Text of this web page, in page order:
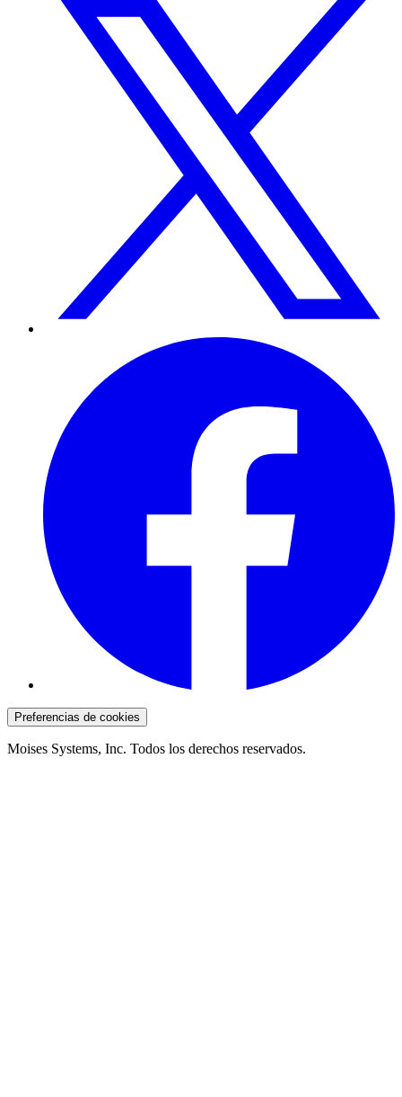
Preferencias de cookies
Moises Systems, Inc. Todos los derechos reservados.